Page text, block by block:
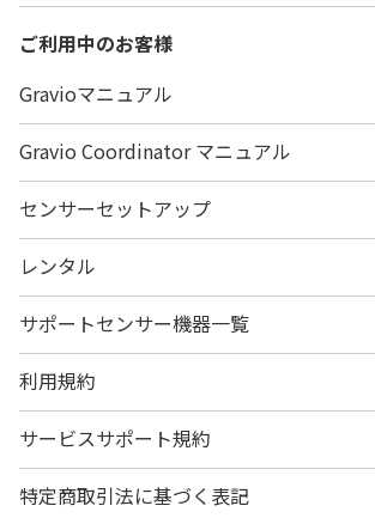
ご利用中のお客様
Gravioマニュアル
Gravio Coordinator マニュアル
センサーセットアップ
レンタル
サポートセンサー機器一覧
利用規約
サービスサポート規約
特定商取引法に基づく表記